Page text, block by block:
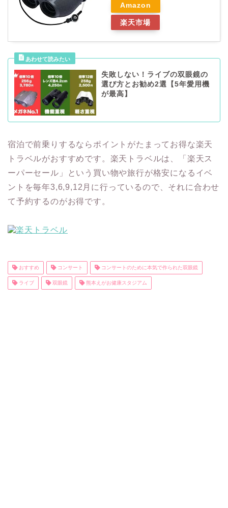
Amazon
楽天市場
失敗しない！ライブの双眼鏡の
選び方とお勧め2選【5年愛用機
が最高】
宿泊で前乗りするならポイントがたまってお得な楽天
トラベルがおすすめです。楽天トラベルは、「楽天ス
ーパーセール」という買い物や旅行が格安になるイベ
ントを毎年3,6,9,12月に行っているので、それに合わせ
て予約するのがお得です。
おすすめ コンサート コンサートのために本気で作られた双眼鏡
ライブ 双眼鏡 熊本えがお健康スタジアム